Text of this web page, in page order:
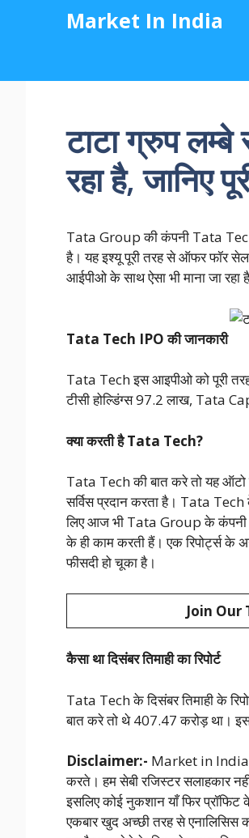
Market In India
टाटा ग्रुप
रहा है, जानिए
Tata Group की कंपनी Tata Tech
है। यह इश्यू पूरी तरह से ऑफर फॉर
आईपीओ के साथ ऐसा भी माना जा
Tata Tech IPO की जानकारी
Tata Tech इस आइपीओ को पूरी
टीसी होल्डिंग्स 97.2 लाख, Tata
क्या करती है Tata Tech?
Tata Tech की बात करे तो यह ऑटो
सर्विस प्रदान करता है। Tata
लिए आज भी Tata Group के कंपनी
के ही काम करती हैं। एक रिपोर्ट्स
फीसदी हो चूका है।
Join Our
कैसा था दिसंबर तिमाही का रिपोर्ट
Tata Tech के दिसंबर तिमाही के
बात करे तो थे 407.47 करोड़ था।
Disclaimer:- Market in India
करते। हम सेबी रजिस्टर सलाहकार
इसलिए कोई नुकशान याँ फिर
एकबार खुद अच्छी तरह से एनालिसिस